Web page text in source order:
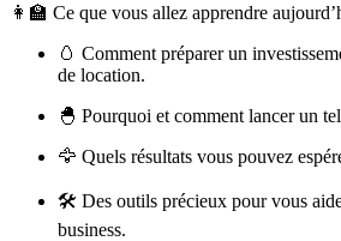
👩‍🏫 Ce que vous allez apprendre
🥚 Comment préparer un
de location.
🐣 Pourquoi et comment lancer un
🦅 Quels résultats vous pouvez
🛠 Des outils précieux pour vous
business.